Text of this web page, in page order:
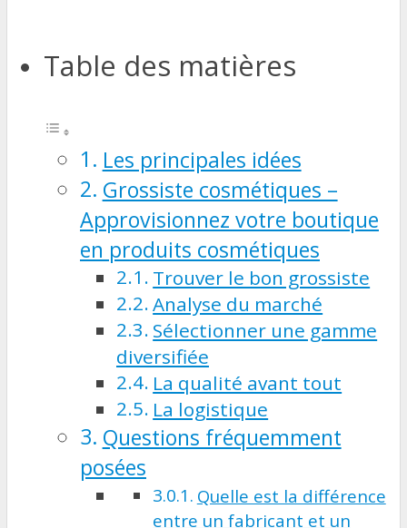
Table des matières
Les principales idées
Grossiste cosmétiques –
Approvisionnez votre boutique
en produits cosmétiques
Trouver le bon grossiste
Analyse du marché
Sélectionner une gamme
diversifiée
La qualité avant tout
La logistique
Questions fréquemment
posées
Quelle est la différence
entre un fabricant et un